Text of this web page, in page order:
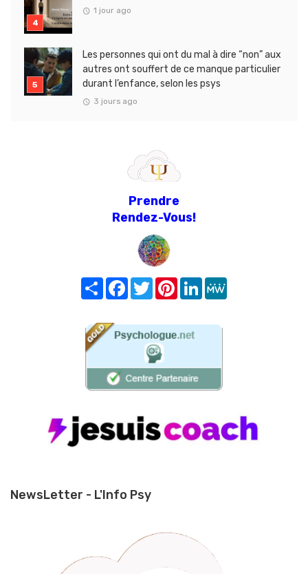
1 jour ago
Les personnes qui ont du mal à dire “non” aux
autres ont souffert de ce manque particulier
durant l’enfance, selon les psys
3 jours ago
Prendre
Rendez-Vous!
Share FacebookTwitterPinterest
LinkedIn
NewsLetter - L'Info Psy